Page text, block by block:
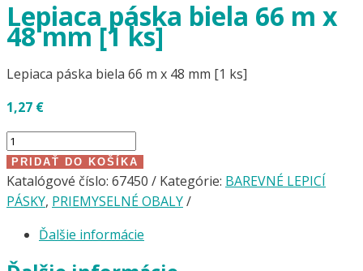
Lepiaca páska biela 66 m x
48 mm [1 ks]
Lepiaca páska biela 66 m x 48 mm [1 ks]
1,27 €
množstvo
Lepiaca
páska
biela
x
PRIDAŤ DO KOŠÍKA
Katalógové číslo: 67450 Kategórie: BAREVNÉ LEPICÍ
PÁSKY, PRIEMYSELNÉ OBALY
Ďalšie informácie